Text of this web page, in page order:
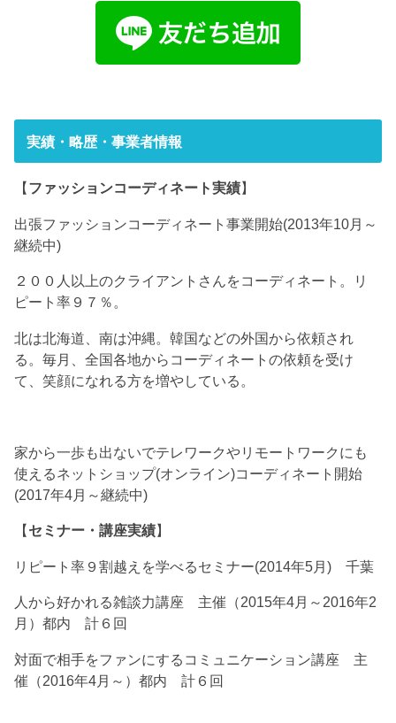
実績・略歴・事業者情報
【 ファッションコーディネート実績】
出張ファッションコーディネート事業開始(2013年10月～
継続中)
２００人以上のクライアントさんをコーディネート。リ
ピート率９７％。
北は北海道、南は沖縄。韓国などの外国から依頼され
る。毎月、全国各地からコーディネートの依頼を受け
て、笑顔になれる方を増やしている。
家から一歩も出ないでテレワークやリモートワークにも
使えるネットショップ(オンライン)コーディネート開始
(2017年4月～継続中)
【セミナー・講座実績】
リピート率９割越えを学べるセミナー(2014年5月) 千葉
人から好かれる雑談力講座 主催（2015年4月～2016年2
月）都内 計６回
対面で相手をファンにするコミュニケーション講座 主
催（2016年4月～）都内 計６回